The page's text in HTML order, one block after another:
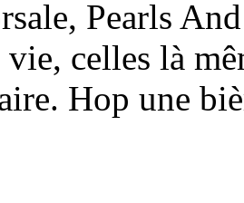
Pearls
celles là
Hop une